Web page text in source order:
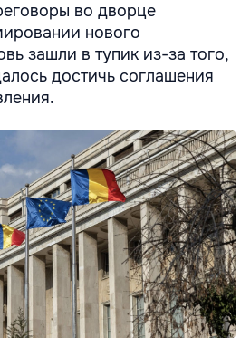
во дворце
нового
зашли в тупик из-за того,
достичь соглашения